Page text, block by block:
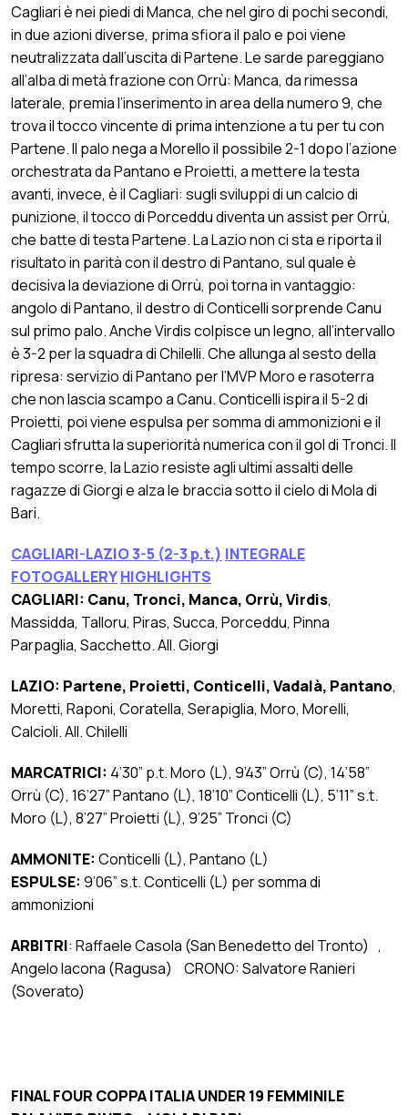
Cagliari è nei piedi di Manca, che nel giro di pochi secondi,
in due azioni diverse, prima sfiora il palo e poi viene
neutralizzata dall’uscita di Partene. Le sarde pareggiano
all’alba di metà frazione con Orrù: Manca, da rimessa
laterale, premia l’inserimento in area della numero 9, che
trova il tocco vincente di prima intenzione a tu per tu con
Partene. Il palo nega a Morello il possibile 2-1 dopo l’azione
orchestrata da Pantano e Proietti, a mettere la testa
avanti, invece, è il Cagliari: sugli sviluppi di un calcio di
punizione, il tocco di Porceddu diventa un assist per Orrù,
che batte di testa Partene. La Lazio non ci sta e riporta il
risultato in parità con il destro di Pantano, sul quale è
decisiva la deviazione di Orrù, poi torna in vantaggio:
angolo di Pantano, il destro di Conticelli sorprende Canu
sul primo palo. Anche Virdis colpisce un legno, all’intervallo
è 3-2 per la squadra di Chilelli. Che allunga al sesto della
ripresa: servizio di Pantano per l’MVP Moro e rasoterra
che non lascia scampo a Canu. Conticelli ispira il 5-2 di
Proietti, poi viene espulsa per somma di ammonizioni e il
Cagliari sfrutta la superiorità numerica con il gol di Tronci. Il
tempo scorre, la Lazio resiste agli ultimi assalti delle
ragazze di Giorgi e alza le braccia sotto il cielo di Mola di
Bari.
CAGLIARI-LAZIO 3-5 (2-3 p.t.) INTEGRALE
FOTOGALLERYHIGHLIGHTS
CAGLIARI: Canu, Tronci, Manca, Orrù, Virdis,
Massidda, Talloru, Piras, Succa, Porceddu, Pinna
Parpaglia, Sacchetto. All. Giorgi
LAZIO: Partene, Proietti, Conticelli, Vadalà, Pantano,
Moretti, Raponi, Coratella, Serapiglia, Moro, Morelli,
Calcioli. All. Chilelli
MARCATRICI: 4’30” p.t. Moro (L), 9’43” Orrù (C), 14’58”
Orrù (C), 16’27” Pantano (L), 18’10” Conticelli (L), 5’11” s.t.
Moro (L), 8’27” Proietti (L), 9’25” Tronci (C)
AMMONITE: Conticelli (L), Pantano (L)
ESPULSE: 9’06” s.t. Conticelli (L) per somma di
ammonizioni
ARBITRI: Raffaele Casola (San Benedetto del Tronto) ,
Angelo Iacona (Ragusa) CRONO: Salvatore Ranieri
(Soverato)
FINAL FOUR COPPA ITALIA UNDER 19 FEMMINILE